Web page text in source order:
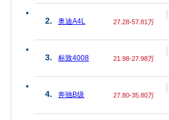
2. 奥迪A4L 27.28-57.81万
3. 标致4008 21.98-27.98万
4. 奔驰B级 27.80-35.80万